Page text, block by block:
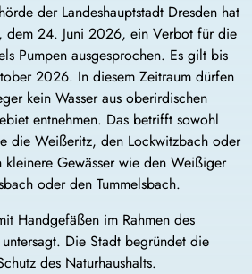
der Landeshauptstadt Dresden hat
dem 24. Juni 2026, ein Verbot für die
Pumpen ausgesprochen. Es gilt bis
2026. In diesem Zeitraum dürfen
kein Wasser aus oberirdischen
entnehmen. Das betrifft sowohl
die Weißeritz, den Lockwitzbach oder
Gewässer wie den Weißiger
oder den Tummelsbach.
Handgefäßen im Rahmen des
Die Stadt begründet die
des Naturhaushalts.